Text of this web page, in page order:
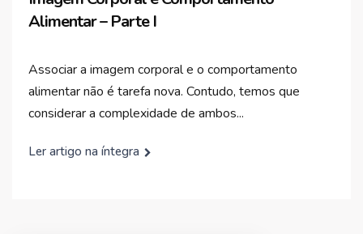
Alimentar – Parte I
Associar a imagem corporal e o comportamento
alimentar não é tarefa nova. Contudo, temos que
considerar a complexidade de ambos...
Ler artigo na íntegra